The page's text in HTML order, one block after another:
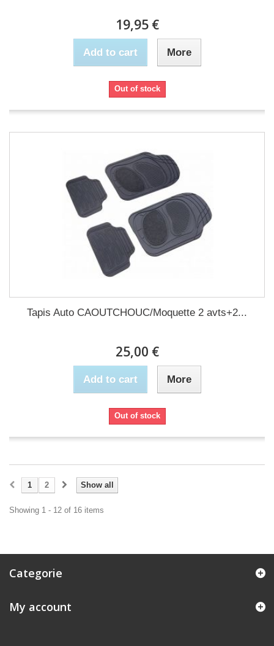
19,95 €
Add to cart More
Out of stock
Tapis Auto CAOUTCHOUC/Moquette 2 avts+2...
25,00 €
Add to cart More
Out of stock
Show all
1 2
Showing 1 - 12 of 16 items
Categorie
My account